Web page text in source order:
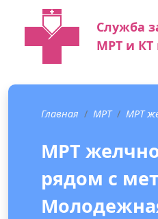
Служба
МРТ и КТ
Главная МРТ МРТ
МРТ
рядом с